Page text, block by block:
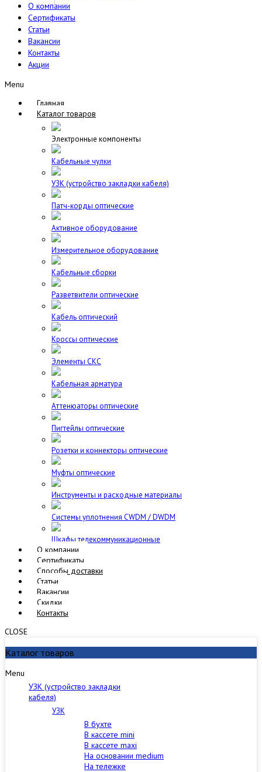
О компании
Сертификаты
Статьи
Вакансии
Контакты
Акции
Menu
Главная
Каталог товаров
Электронные компоненты
Кабельные чулки
УЗК (устройство закладки кабеля)
Патч-корды оптические
Активное оборудование
Измерительное оборудование
Кабельные сборки
Разветвители оптические
Кабель оптический
Кроссы оптические
Элементы СКС
Кабельная арматура
Аттенюаторы оптические
Пигтейлы оптические
Розетки и коннекторы оптические
Муфты оптические
Инструменты и расходные материалы
Cистемы уплотнения CWDM / DWDM
Шкафы телекоммуникационные
О компании
Сертификаты
Способы доставки
Статьи
Вакансии
Скидки
Контакты
CLOSE
Каталог товаров
Menu
УЗК (устройство закладки
кабеля)
УЗК
В бухте
В кассете mini
В кассете maxi
На основании medium
На тележке